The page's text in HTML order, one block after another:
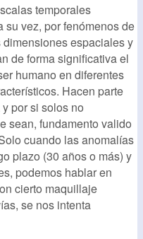
temporales
su vez, por fenómenos de
espaciales y
de forma significativa el
humano en diferentes
Hacen parte
por si solos no
sean, fundamento valido
cuando las anomalías
plazo (30 años o más) y
podemos hablar en
cierto maquillaje
se nos intenta